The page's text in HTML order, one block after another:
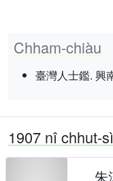
Chham-chiàu
臺灣人士鑑. 興
1907 nî chhut-sì
朱